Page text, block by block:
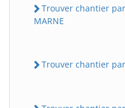
Trouver chantier
MARNE
Trouver chantier